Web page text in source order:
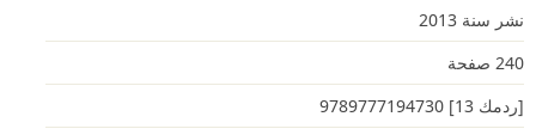
نشر سنة 2013
240 صفحة
[ردمك 13] 9789777194730